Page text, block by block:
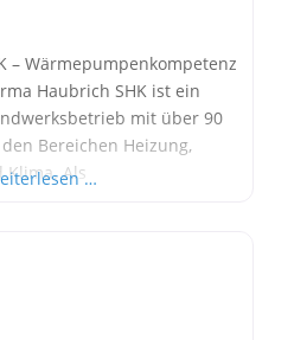
– Wärmepumpenkompetenz
Haubrich SHK ist ein
mit über 90
Bereichen Heizung,
Klima. Als…